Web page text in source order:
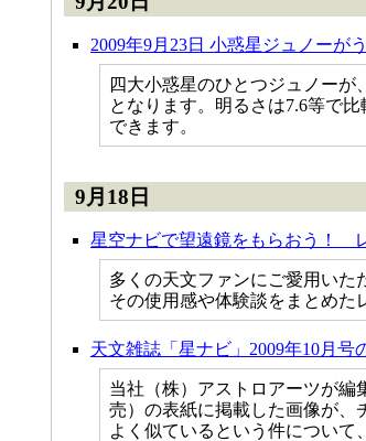
2009年9月23日 小惑星ジュノーが
四大小惑星のひとつジュノー
となります。明るさは7.6等で
できます。
9月18日
星空ナビで望遠鏡をもらおう！
多くの天文ファンにご愛用いた
その使用感や体験談をまとめた
天文雑誌「星ナビ」2009年10月号
当社（株）アストロアーツが編
売）の表紙に掲載した画像が、
よく似ているという件について